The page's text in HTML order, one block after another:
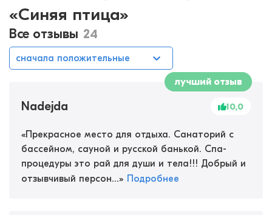
«Синяя птица»
Все отзывы 24
сначала положительные
лучший отзыв
Nadejda 10,0
«Прекрасное место для отдыха. Санаторий с
бассейном, сауной и русской банькой. Спа-
процедуры это рай для души и тела!!! Добрый и
отзывчивый персон...» Подробнее